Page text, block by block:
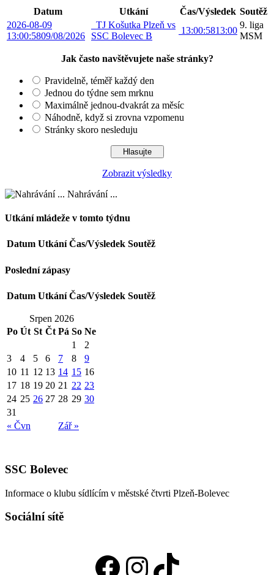
Datum Utkání Čas/Výsledek Soutěž
2026-08-09
13:00:5809/08/2026
TJ Košutka Plzeň vs
SSC Bolevec B
13:00:5813:00
9. liga
MSM
Jak často navštěvujete naše stránky?
Pravidelně, téměř každý den
Jednou do týdne sem mrknu
Maximálně jednou-dvakrát za měsíc
Náhodně, když si zrovna vzpomenu
Stránky skoro nesleduju
Zobrazit výsledky
Nahrávání ...
Utkání mládeže v tomto týdnu
Datum Utkání Čas/Výsledek Soutěž
Poslední zápasy
Datum Utkání Čas/Výsledek Soutěž
Srpen 2026
Po Út St Čt Pá So Ne
« Čvn Zář »
1
2
3
4 5 6 7 8
9
10 11 12 13 14 15 16
17 18 19 20 21 22 23
24 25 26 27 28 29 30
31
SSC Bolevec
Informace o klubu sídlícím v městské čtvrti Plzeň-Bolevec
Sociální sítě
Facebook
Instagram
TikTok